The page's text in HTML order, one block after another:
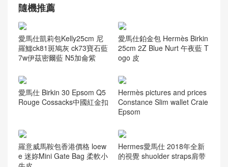
隨機推薦
愛馬仕凱莉包Kelly25cm 尼
羅鱷ck81斑鳩灰 ck73寶石藍
7w伊茲密爾藍 N5加侖紫
愛馬仕鉑金包 Hermès Birkin
25cm 2Z Blue Nurt 午夜藍 T
ogo 皮
愛馬仕 Birkin 30 Epsom Q5
Rouge Cossacks中國紅金扣
Hermès pictures and prices
Constance Slim wallet Craie
Epsom
羅意威馬鞍包香港價格 loew
e 迷妳Mini Gate Bag 柔軟小
Hermes愛馬仕 2018年全新
的視覺 shuolder straps肩带